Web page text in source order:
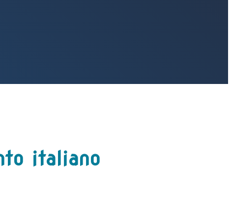
italiano